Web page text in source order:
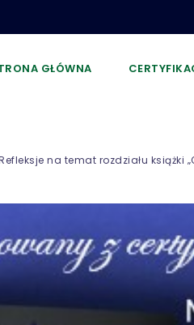
GŁÓWNA
Refleksje na temat rozdziału